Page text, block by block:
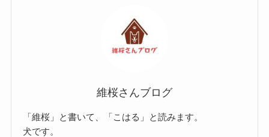
維桜さんブログ
「維桜」と書いて、「こはる」と読みます。
犬です。